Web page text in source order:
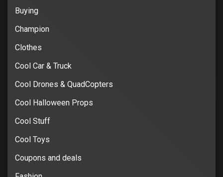
Buying
Champion
Clothes
Cool Car & Truck
Cool Drones & QuadCopters
Cool Halloween Props
Cool Stuff
Cool Toys
Coupons and deals